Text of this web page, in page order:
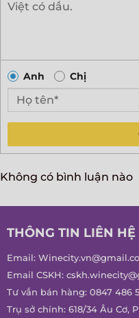
Anh Chị
Không có bình luận nào
THÔNG TIN LIÊN HỆ
Email:
Email CSKH:
Tư vấn bán hàng: 0847 486
Trụ sở chính: 618/34 Âu Cơ,